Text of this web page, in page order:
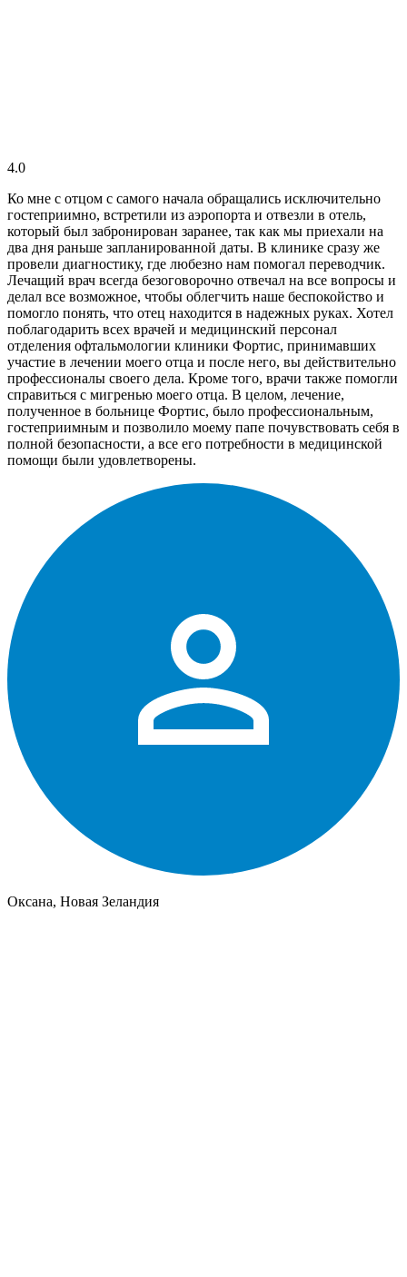
4.0
Ко мне с отцом с самого начала обращались исключительно
гостеприимно, встретили из аэропорта и отвезли в отель,
который был забронирован заранее, так как мы приехали на
два дня раньше запланированной даты. В клинике сразу же
провели диагностику, где любезно нам помогал переводчик.
Лечащий врач всегда безоговорочно отвечал на все вопросы и
делал все возможное, чтобы облегчить наше беспокойство и
помогло понять, что отец находится в надежных руках. Хотел
поблагодарить всех врачей и медицинский персонал
отделения офтальмологии клиники Фортис, принимавших
участие в лечении моего отца и после него, вы действительно
профессионалы своего дела. Кроме того, врачи также помогли
справиться с мигренью моего отца. В целом, лечение,
полученное в больнице Фортис, было профессиональным,
гостеприимным и позволило моему папе почувствовать себя в
полной безопасности, а все его потребности в медицинской
помощи были удовлетворены.
Оксана, Новая Зеландия